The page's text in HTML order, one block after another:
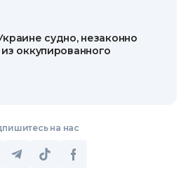
судно, незаконно
оккупированного
на нас